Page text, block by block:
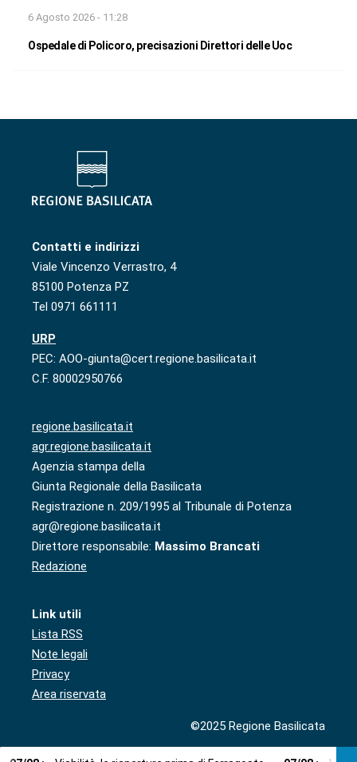
6 Agosto 2026 - 11:28
Ospedale di Policoro, precisazioni Direttori delle Uoc
Contatti e indirizzi
Viale Vincenzo Verrastro, 4
85100 Potenza PZ
Tel 0971 661111
URP
PEC: AOO-giunta@cert.regione.basilicata.it
C.F. 80002950766
regione.basilicata.it
agr.regione.basilicata.it
Agenzia stampa della
Giunta Regionale della Basilicata
Registrazione n. 209/1995 al Tribunale di Potenza
agr@regione.basilicata.it
Direttore responsabile: Massimo Brancati
Redazione
Link utili
Lista RSS
Note legali
Privacy
Area riservata
©2025 Regione Basilicata